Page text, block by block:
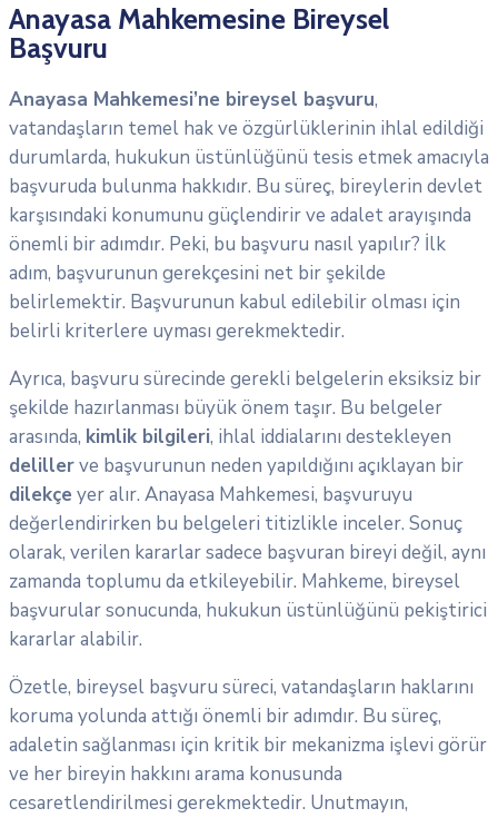
Anayasa Mahkemesine Bireysel
Başvuru
Anayasa Mahkemesi’ne bireysel başvuru,
vatandaşların temel hak ve özgürlüklerinin ihlal edildiği
durumlarda, hukukun üstünlüğünü tesis etmek amacıyla
başvuruda bulunma hakkıdır. Bu süreç, bireylerin devlet
karşısındaki konumunu güçlendirir ve adalet arayışında
önemli bir adımdır. Peki, bu başvuru nasıl yapılır? İlk
adım, başvurunun gerekçesini net bir şekilde
belirlemektir. Başvurunun kabul edilebilir olması için
belirli kriterlere uyması gerekmektedir.
Ayrıca, başvuru sürecinde gerekli belgelerin eksiksiz bir
şekilde hazırlanması büyük önem taşır. Bu belgeler
arasında, kimlik bilgileri, ihlal iddialarını destekleyen
delillerve başvurunun neden yapıldığını açıklayan bir
dilekçe yer alır. Anayasa Mahkemesi, başvuruyu
değerlendirirken bu belgeleri titizlikle inceler. Sonuç
olarak, verilen kararlar sadece başvuran bireyi değil, aynı
zamanda toplumu da etkileyebilir. Mahkeme, bireysel
başvurular sonucunda, hukukun üstünlüğünü pekiştirici
kararlar alabilir.
Özetle, bireysel başvuru süreci, vatandaşların haklarını
koruma yolunda attığı önemli bir adımdır. Bu süreç,
adaletin sağlanması için kritik bir mekanizma işlevi görür
ve her bireyin hakkını arama konusunda
cesaretlendirilmesi gerekmektedir. Unutmayın,